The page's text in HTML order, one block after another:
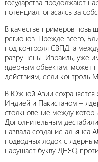
государства продолжают
потенциал, опасаясь за
В качестве примеров
регионов. Прежде всего,
под контроля СВПД, а
разрушены. Израиль, уже
ядерным объектам, может
действиям, если контроль
В Южной Азии сохраняется
Индией и Пакистаном –
столкновение между
Дополнительным
назвала создание альянса
подводных лодок с
нарушает букву ДНЯО,